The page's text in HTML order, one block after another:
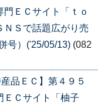
ＥＣサイト「ｔｏ
Ｓで話題広がり売
号）('25/05/13) (082
品ＥＣ】第４９５
Ｃサイト「柚子